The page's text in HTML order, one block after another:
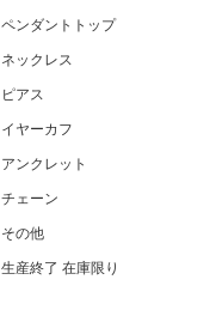
ペンダントトップ
ネックレス
ピアス
イヤーカフ
アンクレット
チェーン
その他
生産終了 在庫限り